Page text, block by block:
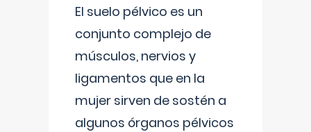
El suelo pélvico es un
conjunto complejo de
músculos, nervios y
ligamentos que en la
mujer sirven de sostén a
algunos órganos pélvicos